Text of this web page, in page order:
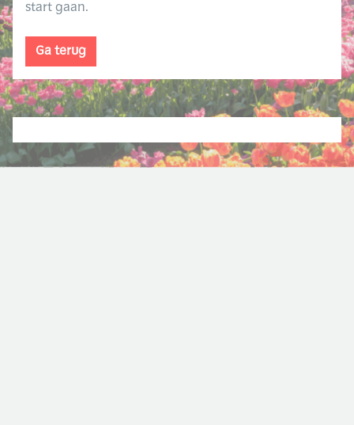
start gaan.
Ga terug